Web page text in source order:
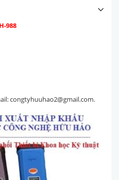
988
congtyhuuhao2@gmail.com.